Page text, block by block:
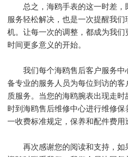
总之，海鸥手表的这一时差，
服务轻松解决，也是一次提醒我
机。让每一次的调整，都成为我
时间更多意义的开始。
我们每个海鸥售后客户服务中
备专业的服务人员为每位到访的
质服务。当您的海鸥腕表出现走时
时到海鸥售后维修中心进行维修
一收费标准规定，保养和配件费用
再次感谢您的阅读和支持，如